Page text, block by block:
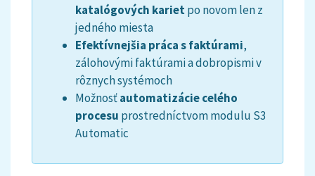
katalógových karietpo novom len z
jedného miesta
Efektívnejšia práca s faktúrami,
zálohovými faktúrami a dobropismi v
rôznych systémoch
Možnosťautomatizácie celého
procesu prostredníctvom modulu S3
Automatic